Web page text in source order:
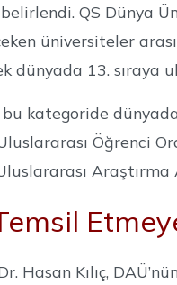
QS Dünya
üniversiteler
dünyada 13. sıraya
kategoride
Öğrenci
Araştırma
Kılıç,